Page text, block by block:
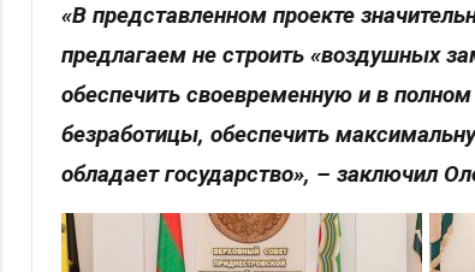
«В представленном проекте
предлагаем не строить «воздушных
обеспечить своевременную и в
безработицы, обеспечить
обладает государство», – заключил